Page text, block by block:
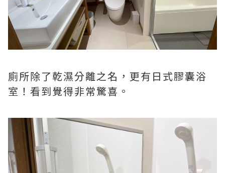
廁所除了乾濕分離之名，更有日式膠囊浴
室！看到覺得非常驚喜。